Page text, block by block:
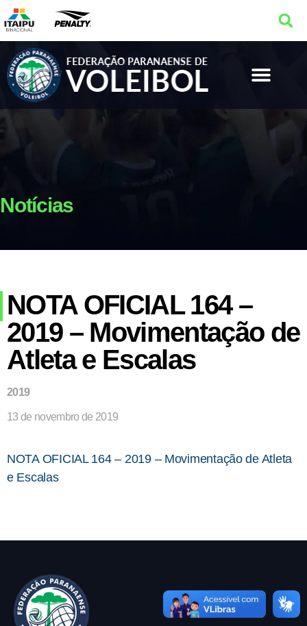
Notícias
NOTA OFICIAL 164 –
2019 – Movimentação de
Atleta e Escalas
2019
13 de novembro de 2019
NOTA OFICIAL 164 – 2019 – Movimentação de Atleta
e Escalas